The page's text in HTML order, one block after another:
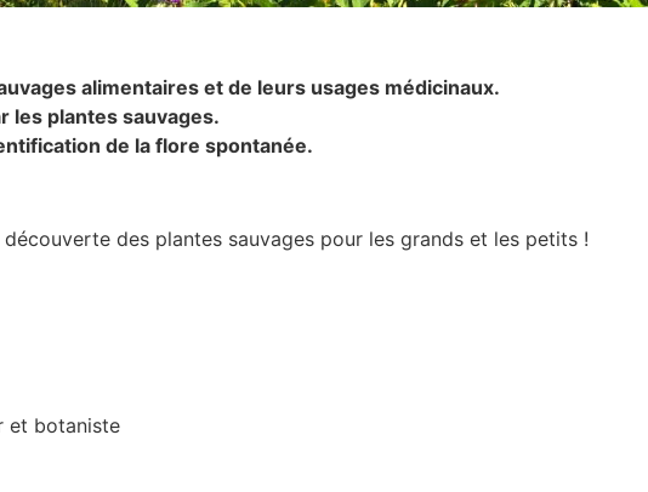
alimentaires et de leurs usages médicinaux.
les plantes sauvages.
de la flore spontanée.
des plantes sauvages pour les grands et les petits !
et botaniste